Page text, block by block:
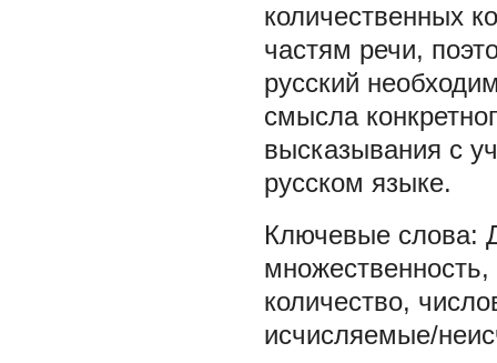
количественных
частям речи,
русский
смысла
высказывания с
русском языке.
множественность,
количество,
исчисляемые/